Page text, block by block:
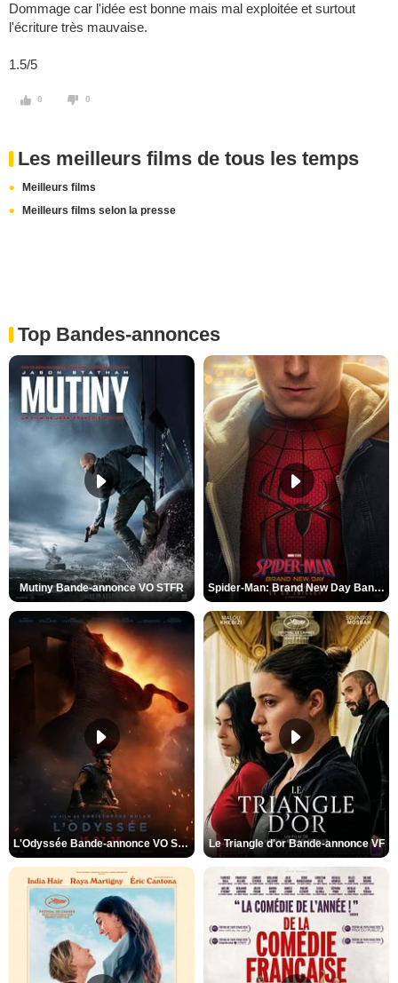
Dommage car l'idée est bonne mais mal exploitée et surtout
l'écriture très mauvaise.
1.5/5
0 0
Les meilleurs films de tous les temps
Meilleurs films
Meilleurs films selon la presse
Top Bandes-annonces
Mutiny Bande-annonce VO STFR Spider-Man: Brand New Day Bande-annonce VO STFR
L'Odyssée Bande-annonce VO STFR Le Triangle d'or Bande-annonce VF